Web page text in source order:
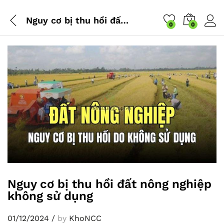
Nguy cơ bị thu hồi đất nông nghiệp không sử dụng 0 0
Nguy cơ bị thu hồi đất nông nghiệp
không sử dụng
01/12/2024 / by KhoNCC